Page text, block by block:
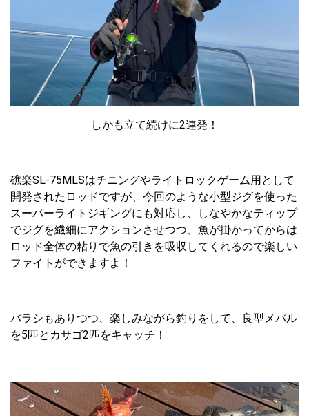
しかも立て続けに2連発！
礁楽SL-75MLSはチニングやライトロックゲーム用として
開発されたロッドですが、今回のような小型ジグを使った
スーパーライトジギングにも対応し、しなやかなティップ
でジグを繊細にアクションさせつつ、魚が掛かってからは
ロッド全体の粘りで魚の引きを吸収してくれるので楽しい
ファイトができますよ！
バラシもありつつ、楽しみながら釣りをして、良型メバル
を5匹とカサゴ2匹をキャッチ！